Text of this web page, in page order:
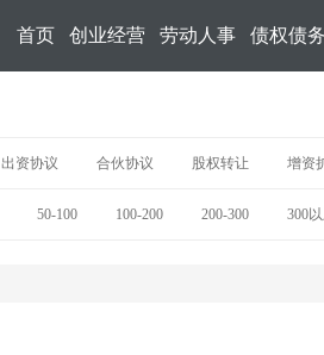
首页 创业经营 劳动人事 债权债
出资协议 合伙协议 股权转让 增资
50-100 100-200 200-300 300